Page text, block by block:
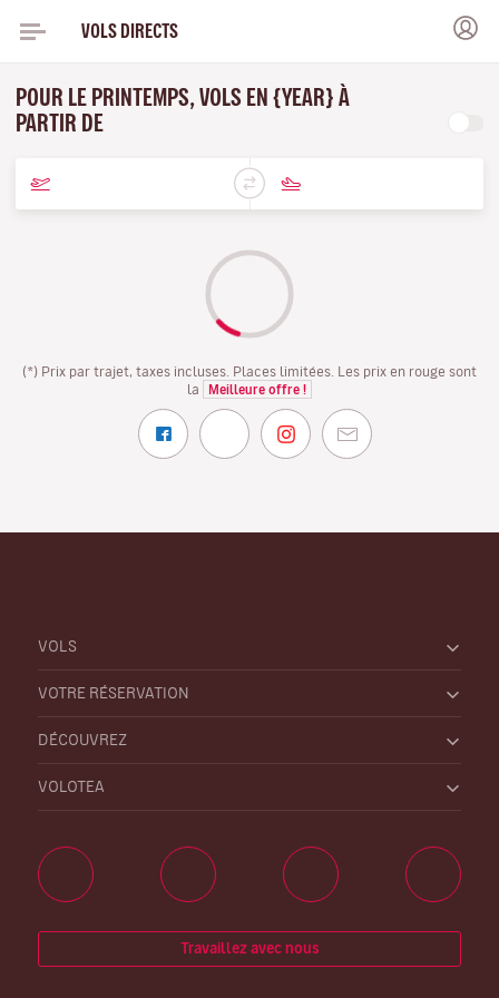
VOLS DIRECTS
POUR LE PRINTEMPS, VOLS EN {YEAR} À
PARTIR DE
(*) Prix par trajet, taxes incluses. Places limitées. Les prix en rouge sont
la
Meilleure offre !
VOLS
VOTRE RÉSERVATION
DÉCOUVREZ
VOLOTEA
Travaillez avec nous